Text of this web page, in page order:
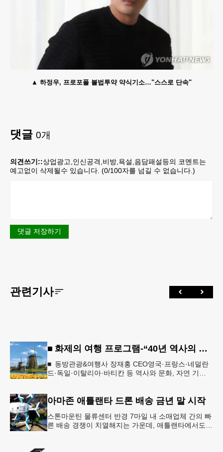
하정우, 프로포폴 불법투약 약식기소…"스스로 단속"
댓글 0개
의견쓰기::상업광고,인신공격,비방,욕설,음담패설등의 코멘트는
예고없이 삭제될수 있습니다. (0/100자를 넘길 수 없습니다.)
댓글 저장하기
관련기사
■ 화제의 여행 프로그램-“40년 역사의 신뢰… 서유럽 8개국 13일 대장정”
■ 동방관광&여행사 장재홍 CEO영국·프랑스·네덜란
드·독일·이탈리아·바티칸 등 역사와 문화, 자연 기
아마존 애틀랜타 드론 배송 금년 말 시작
스톤마운틴 물류센터 반경 7마일 내 소매업체 간의 빠
른 배송 경쟁이 치열해지는 가운데, 애틀랜타에서도